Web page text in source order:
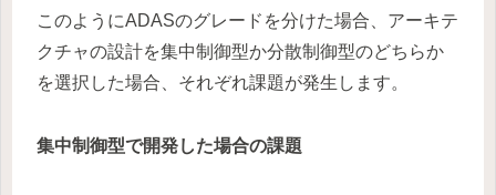
このようにADASのグレードを分けた場合、アーキテ
クチャの設計を集中制御型か分散制御型のどちらか
を選択した場合、それぞれ課題が発生します。
集中制御型で開発した場合の課題